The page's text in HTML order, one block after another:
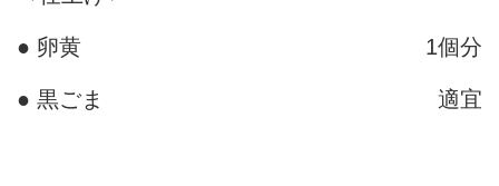
● 卵黄 1個分
● 黒ごま 適宜